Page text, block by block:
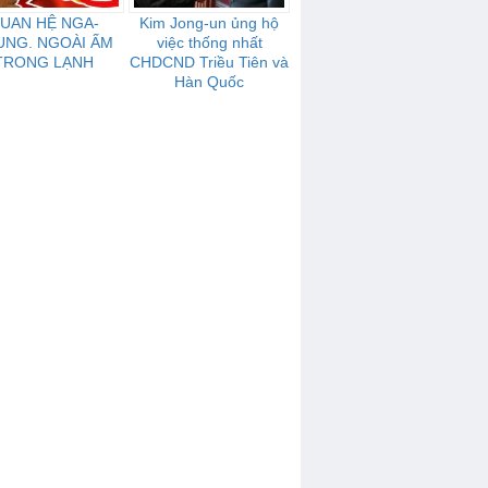
HỆ NGA-
NGOÀI ẤM
LẠNH
Kim Jong-un ủng hộ
việc thống nhất
CHDCND Triều Tiên và
Hàn Quốc